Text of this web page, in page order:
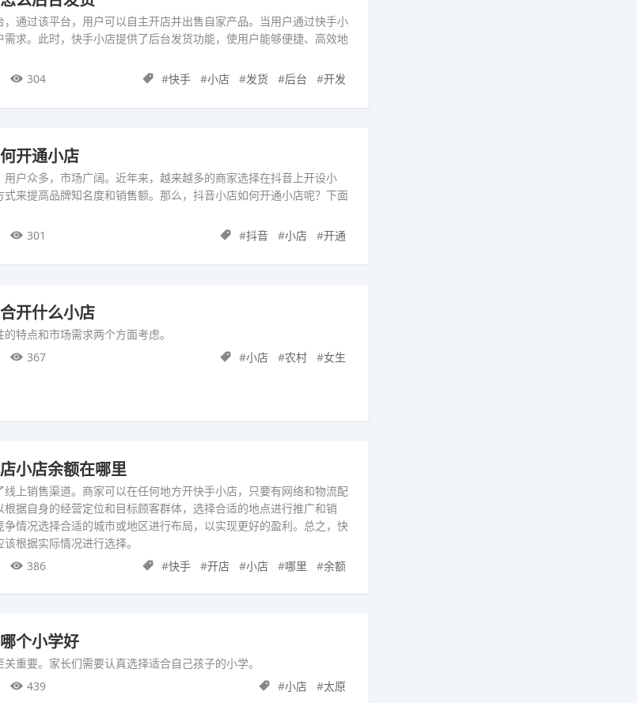
通过该平台，用户可以自主开店并出售自家产品。当用户通过快手小
求。此时，快手小店提供了后台发货功能，使用户能够便捷、高效地
304 #快手 #小店 #发货 #后台 #开发
开通小店
户众多，市场广阔。近年来，越来越多的商家选择在抖音上开设小
来提高品牌知名度和销售额。那么，抖音小店如何开通小店呢？下面
301 #抖音 #小店 #开通
开什么小店
特点和市场需求两个方面考虑。
367 #小店 #农村 #女生
小店余额在哪里
上销售渠道。商家可以在任何地方开快手小店，只要有网络和物流配
据自身的经营定位和目标顾客群体，选择合适的地点进行推广和销
情况选择合适的城市或地区进行布局，以实现更好的盈利。总之，快
根据实际情况进行选择。
386 #快手 #开店 #小店 #哪里 #余额
个小学好
重要。家长们需要认真选择适合自己孩子的小学。
439 #小店 #太原